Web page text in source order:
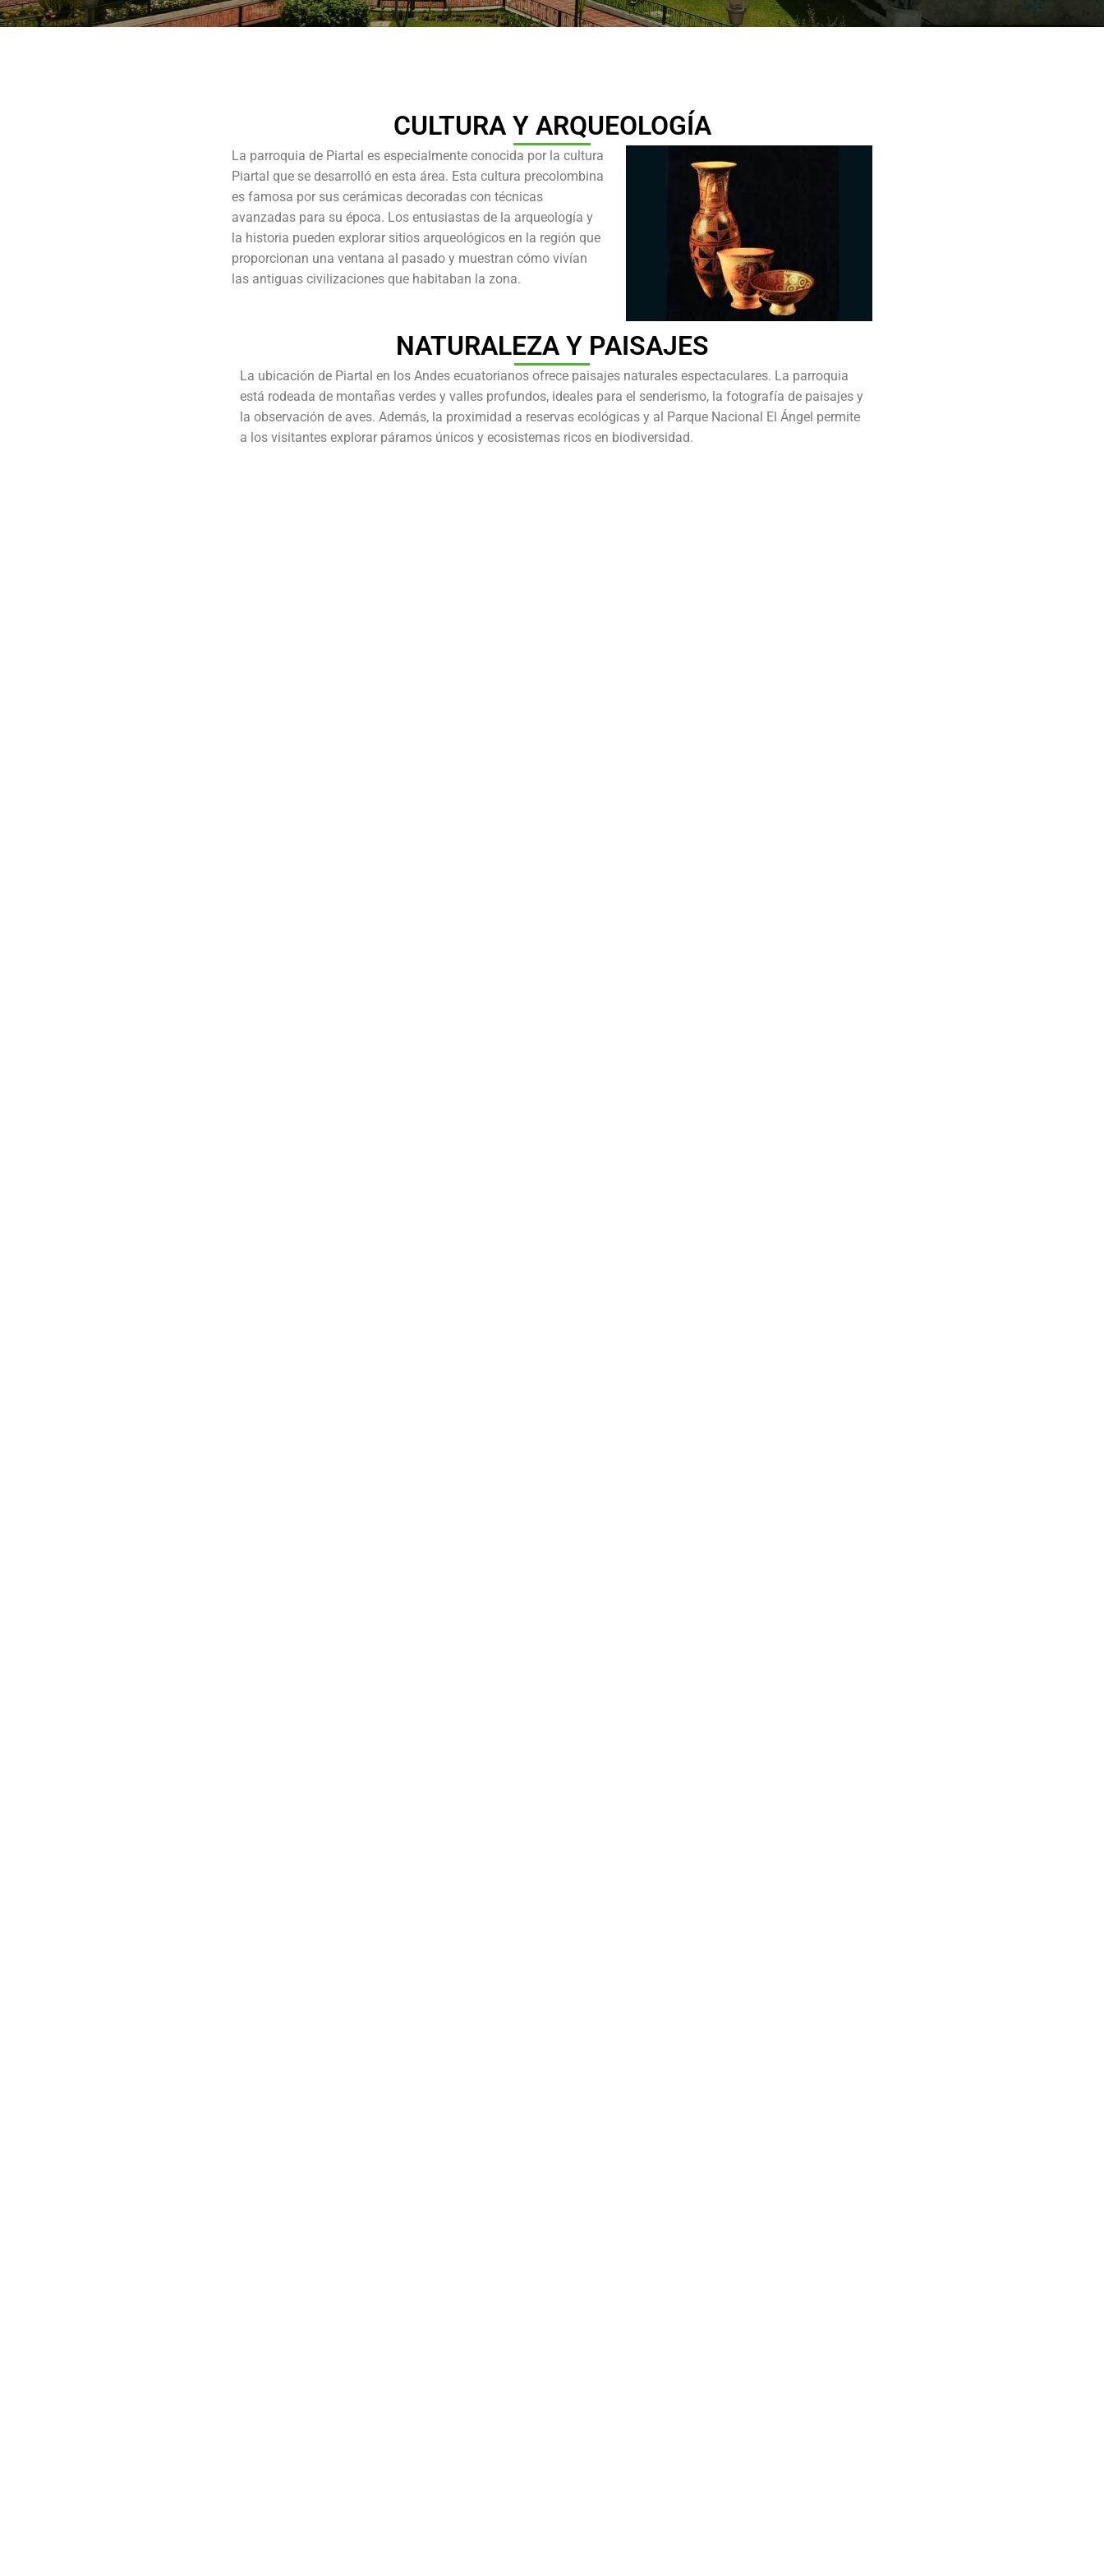
CULTURA Y ARQUEOLOGÍA
La parroquia de Piartal es especialmente conocida por la cultura
Piartal que se desarrolló en esta área. Esta cultura precolombina
es famosa por sus cerámicas decoradas con técnicas
avanzadas para su época. Los entusiastas de la arqueología y
la historia pueden explorar sitios arqueológicos en la región que
proporcionan una ventana al pasado y muestran cómo vivían
las antiguas civilizaciones que habitaban la zona.
NATURALEZA Y PAISAJES
La ubicación de Piartal en los Andes ecuatorianos ofrece paisajes naturales espectaculares. La parroquia
está rodeada de montañas verdes y valles profundos, ideales para el senderismo, la fotografía de paisajes y
la observación de aves. Además, la proximidad a reservas ecológicas y al Parque Nacional El Ángel permite
a los visitantes explorar páramos únicos y ecosistemas ricos en biodiversidad.